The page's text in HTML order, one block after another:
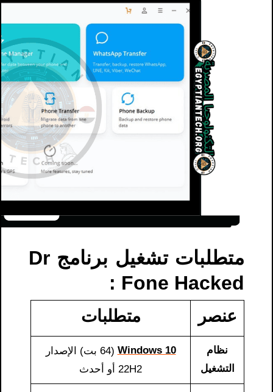
متطلبات تشغيل برنامج Dr
Fone Hacked
:
عنصر متطلبات
نظام
التشغيل
Windows 10
(64 بت) الإصدار
22H2 أو أحدث